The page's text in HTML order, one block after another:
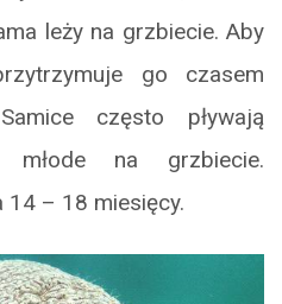
leży na grzbiecie. Aby
go czasem
często pływają
młode na grzbiecie.
14 – 18 miesięcy.